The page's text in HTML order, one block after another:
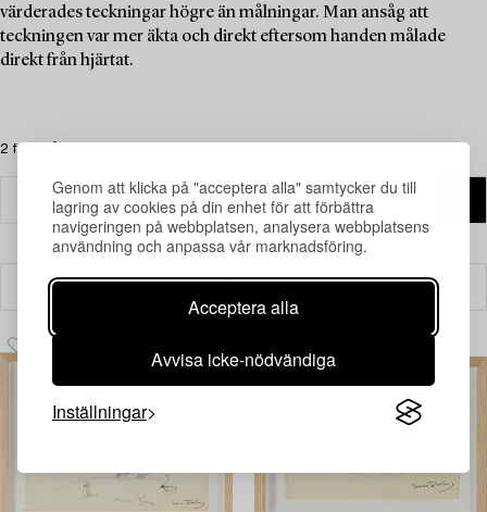
Genom att klicka på "acceptera alla" samtycker du till
lagring av cookies på din enhet för att förbättra
navigeringen på webbplatsen, analysera webbplatsens
användning och anpassa vår marknadsföring.
Acceptera alla
Avvisa icke-nödvändiga
Inställningar
värderades teckningar högre än målningar. Man ansåg att
teckningen var mer äkta och direkt eftersom handen målade
direkt från hjärtat.
2 föremål